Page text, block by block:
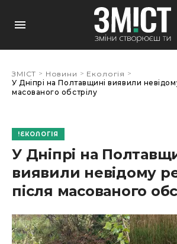
ЗМІСТ > Новини > Екологія >
У Дніпрі на Полтавщині виявили
масованого обстрілу
ЕКОЛОГІЯ
У Дніпрі на
виявили невідому
після масованого